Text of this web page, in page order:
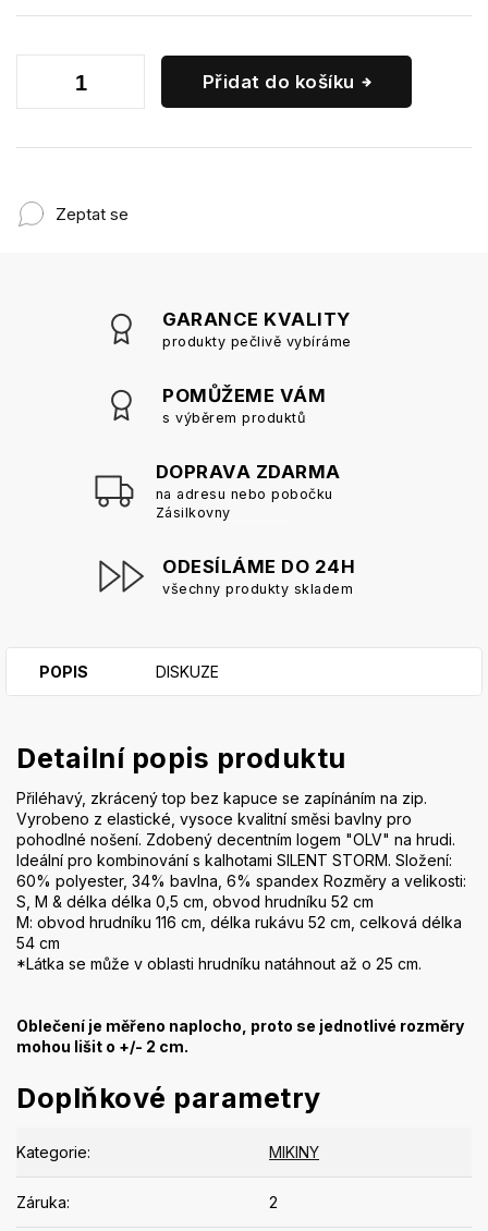
Přidat do košíku
Zeptat se
GARANCE KVALITY
produkty pečlivě vybíráme
POMŮŽEME VÁM
s výběrem produktů
DOPRAVA ZDARMA
na adresu nebo pobočku
Zásilkovny
ODESÍLÁME DO 24H
všechny produkty skladem
POPIS DISKUZE
Detailní popis produktu
Přiléhavý, zkrácený top bez kapuce se zapínáním na zip.
Vyrobeno z elastické, vysoce kvalitní směsi bavlny pro
pohodlné nošení. Zdobený decentním logem "OLV" na hrudi.
Ideální pro kombinování s kalhotami SILENT STORM. Složení:
60% polyester, 34% bavlna, 6% spandex Rozměry a velikosti:
S, M & délka délka 0,5 cm, obvod hrudníku 52 cm
M: obvod hrudníku 116 cm, délka rukávu 52 cm, celková délka
54 cm
*Látka se může v oblasti hrudníku natáhnout až o 25 cm.
Oblečení je měřeno naplocho, proto se jednotlivé rozměry
mohou lišit o +/- 2 cm.
Doplňkové parametry
Kategorie: MIKINY
Záruka: 2